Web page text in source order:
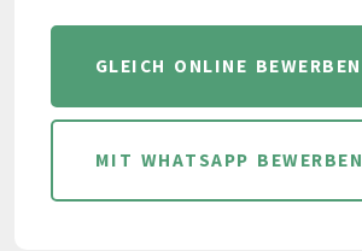
GLEICH ONLINE BEWERBEN
MIT WHATSAPP BEWERBEN